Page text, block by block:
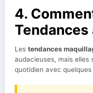
4.
Les tendances
audacieuses, mais elles
quotidien avec